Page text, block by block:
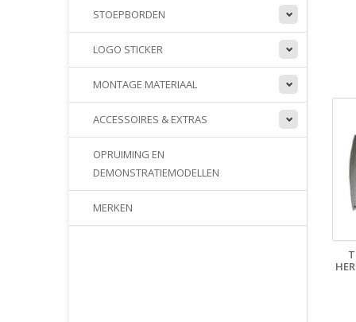
STOEPBORDEN
LOGO STICKER
MONTAGE MATERIAAL
ACCESSOIRES & EXTRAS
OPRUIMING EN
DEMONSTRATIEMODELLEN
MERKEN